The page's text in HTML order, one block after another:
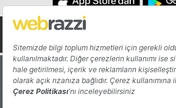
Hakkında